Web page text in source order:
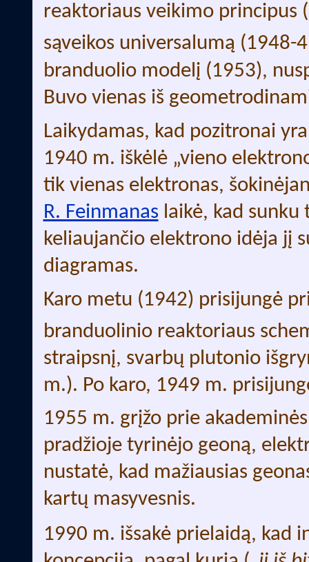
reaktoriaus veikimo principus
sąveikos universalumą (1948-
branduolio modelį (1953),
Buvo vienas iš
Laikydamas, kad pozitronai
1940 m. iškėlė „vieno
tik vienas elektronas,
R. Feinmanas laikė, kad
keliaujančio elektrono idėja jį
diagramas.
Karo metu (1942) prisijungė
branduolinio reaktoriaus
straipsnį, svarbų plutonio
m.). Po karo, 1949 m.
1955 m. grįžo prie
pradžioje tyrinėjo geoną,
nustatė, kad mažiausias
kartų masyvesnis.
1990 m. išsakė prielaidą, kad